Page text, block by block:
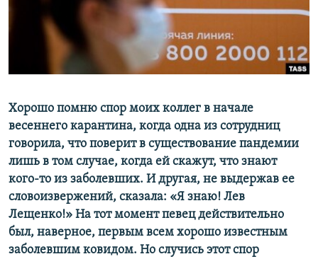
ПОБЕДИТЕЛЕЙ НЕ СУДЯТ?
КРЫМ.НЕПОКОРЕННЫЙ
Все сайты RFE/RL
Хорошо помню спор моих коллег в начале
весеннего карантина, когда одна из сотрудниц
говорила, что поверит в существование пандемии
лишь в том случае, когда ей скажут, что знают
кого-то из заболевших. И другая, не выдержав ее
словоизвержений, сказала: «Я знаю! Лев
Лещенко!» На тот момент певец действительно
был, наверное, первым всем хорошо известным
заболевшим ковидом. Но случись этот спор